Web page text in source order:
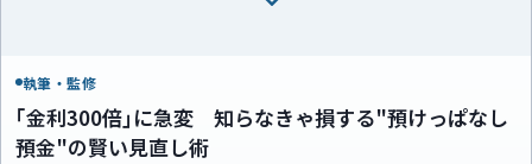
執筆・監修
｢金利300倍｣に急変 知らなきゃ損する"預けっぱなし
預金"の賢い見直し術